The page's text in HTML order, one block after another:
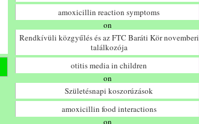
amoxicillin reaction symptoms
on
Rendkívüli közgyűlés és az FTC Baráti Kör novemberi
találkozója
otitis media in children
on
Születésnapi koszorúzások
amoxicillin food interactions
on